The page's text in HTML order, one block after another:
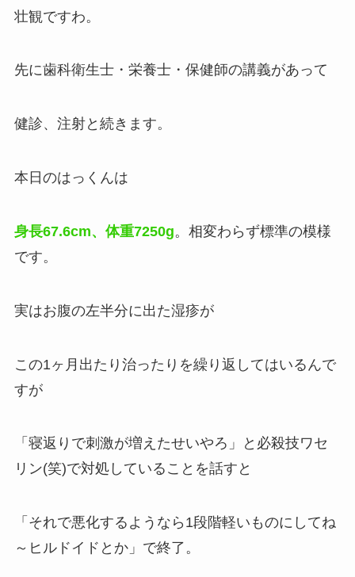
壮観ですわ。
先に歯科衛生士・栄養士・保健師の講義があって
健診、注射と続きます。
本日のはっくんは
身長67.6cm、体重7250g。相変わらず標準の模様
です。
実はお腹の左半分に出た湿疹が
この1ヶ月出たり治ったりを繰り返してはいるんで
すが
「寝返りで刺激が増えたせいやろ」と必殺技ワセ
リン(笑)で対処していることを話すと
「それで悪化するようなら1段階軽いものにしてね
～ヒルドイドとか」で終了。